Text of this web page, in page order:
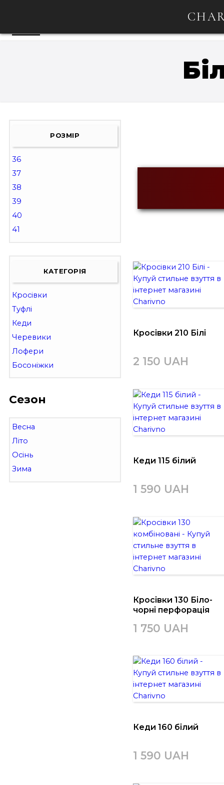
РОЗМІР
36
37
38
39
40
41
КАТЕГОРІЯ
Кросівки
Туфлі
Кеди
Черевики
Лофери
Босоніжки
Сезон
Весна
Літо
Осінь
Зима
Кросівки 210 Білі
2 150 UAH
Кеди 115 білий
1 590 UAH
Кросівки 130 Біло-
чорні перфорація
1 750 UAH
Кеди 160 білий
1 590 UAH